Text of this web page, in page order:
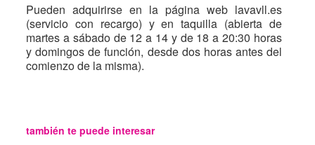
Pueden adquirirse en la página web lavavll.es
(servicio con recargo) y en taquilla (abierta de
martes a sábado de 12 a 14 y de 18 a 20:30 horas
y domingos de función, desde dos horas antes del
comienzo de la misma).
también te puede interesar